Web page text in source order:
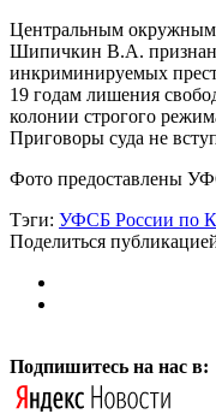
Центральным
Шипичкин В.А.
инкриминируемых
19 годам лишения
колонии строгого
Приговоры суда не
Фото предоставлены
Тэги: УФСБ России по
Поделиться
Подпишитесь на нас в: